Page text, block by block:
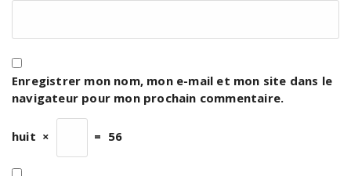
Enregistrer mon nom, mon e-mail et mon site dans le
navigateur pour mon prochain commentaire.
huit × = 56